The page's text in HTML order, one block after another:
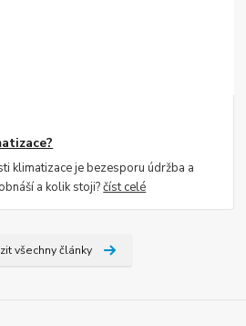
klimatizace je bezesporu údržba a
a kolik stoji?číst celé
všechny články